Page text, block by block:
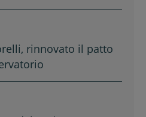
rinnovato il patto